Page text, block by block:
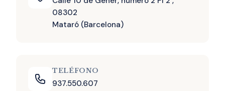
08302
Mataró (Barcelona)
TELÉFONO
937.550.607